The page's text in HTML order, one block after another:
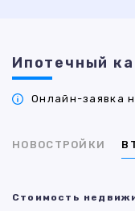
Ипотечный
Онлайн-заявка
НОВОСТРОЙКИ
Стоимость